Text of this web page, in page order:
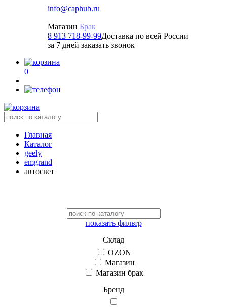
info@caphub.ru
Магазин Брак
8 913 718-99-99Доставка по всей России
за 7 дней заказать звонок
0
Главная
Каталог
geely
emgrand
автосвет
показать фильтр
Склад
OZON
Магазин
Магазин брак
Бренд